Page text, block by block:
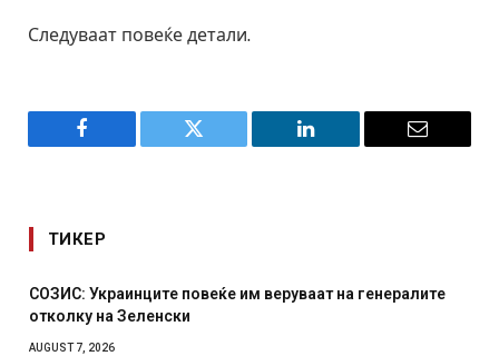
Следуваат повеќе детали.
Facebook Twitter LinkedIn Email
ТИКЕР
СОЗИС: Украинците повеќе им веруваат на генералите
отколку на Зеленски
AUGUST 7, 2026